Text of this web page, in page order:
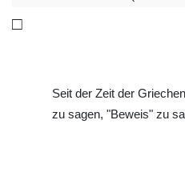
\qed
□
Seit der Zeit der
zu sagen, "Beweis" zu